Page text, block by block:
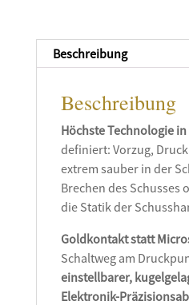
Beschreibung
Beschreibung
Höchste Technologie
definiert: Vorzug,
extrem sauber in der
Brechen des Schusses
die Statik der
Goldkontakt statt
Schaltweg am
einstellbarer,
Elektronik-